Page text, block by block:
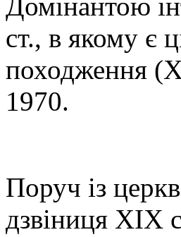
Домінантою
ст., в якому є
походження
1970.
Поруч із
дзвіниця ХІХ